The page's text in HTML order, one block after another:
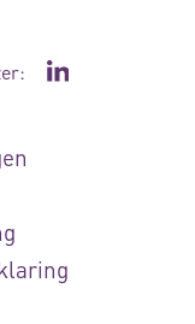
Ga naar de